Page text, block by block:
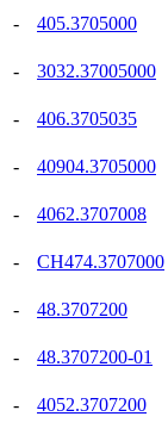
-
405.3705000
-
3032.37005000
-
406.3705035
-
40904.3705000
-
4062.3707008
-
СН474.3707000
-
48.3707200
-
48.3707200-01
-
4052.3707200